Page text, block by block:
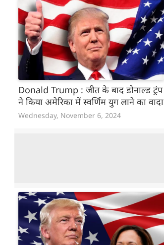
Donald Trump : जीत के बाद डोनाल्ड ट्रंप
ने किया अमेरिका में स्वर्णिम युग लाने का वादा
Wednesday, November 6, 2024